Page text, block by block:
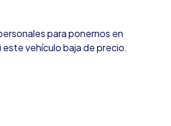
para ponernos en
vehículo baja de precio.